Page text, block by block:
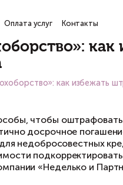
Академия
на
кредита
различные
или